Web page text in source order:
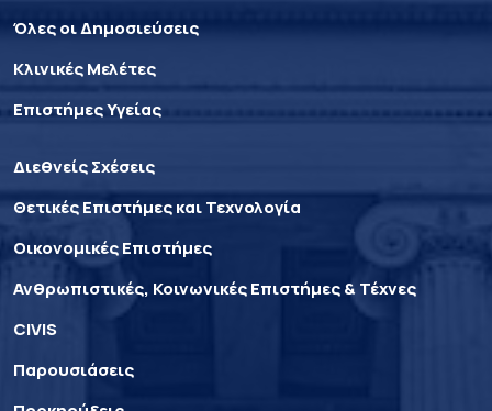
Όλες οι Δημοσιεύσεις
Κλινικές Μελέτες
Επιστήμες Υγείας
Διεθνείς Σχέσεις
Θετικές Επιστήμες και Τεχνολογία
Οικονομικές Επιστήμες
Ανθρωπιστικές, Κοινωνικές Επιστήμες & Τέχνες
CIVIS
Παρουσιάσεις